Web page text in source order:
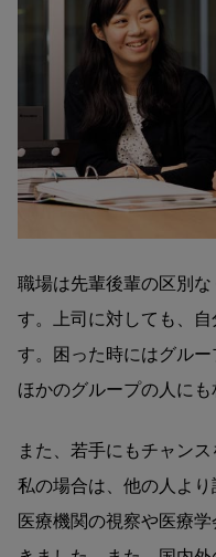
職場は先輩後輩の区別
す。上司に対しても、
す。困った時にはグル
ほかのグループの人にも
また、若手にもチャン
私の場合は、他の人よ
医療機関の視察や医療